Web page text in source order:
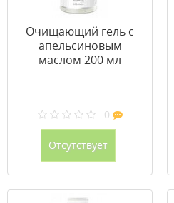
Очищающий гель с
апельсиновым
маслом 200 мл
0
Отсутствует